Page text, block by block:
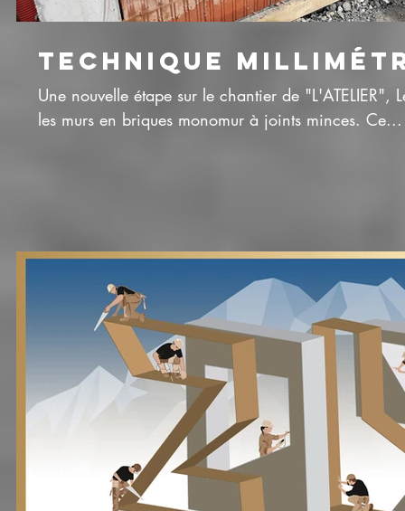
TECHNIQUE
Une nouvelle étape sur le chantier de "L'ATELIER",
les murs en briques monomur à joints minces. Ce...